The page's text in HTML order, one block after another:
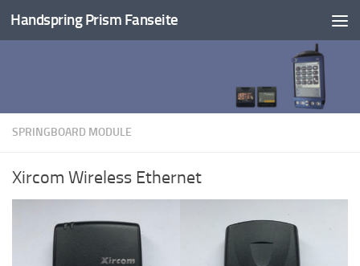
Unter dem Inhalt
Handspring Prism Fanseite
SPRINGBOARD MODULE
Xircom Wireless Ethernet